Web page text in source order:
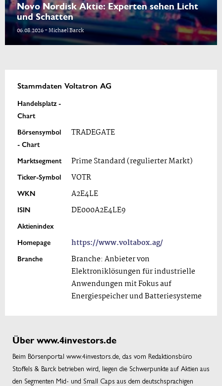
Novo Nordisk Aktie: Experten sehen Licht
und Schatten
06.08.2026 - Michael Barck
Stammdaten Voltatron AG
Handelsplatz -
Chart
Börsensymbol
- Chart
TRADEGATE
Marktsegment Prime Standard (regulierter Markt)
Ticker-Symbol VOTR
WKN A2E4LE
ISIN DE000A2E4LE9
Aktienindex
Homepage
https://www.voltabox.ag/
Branche
Branche: Anbieter von
Elektroniklösungen für industrielle
Anwendungen mit Fokus auf
Energiespeicher und Batteriesysteme
Über www.4investors.de
Beim Börsenportal www.4investors.de, das vom Redaktionsbüro
Stoffels & Barck betrieben wird, liegen die Schwerpunkte auf Aktien aus
den Segmenten Mid- und Small Caps aus dem deutschsprachigen